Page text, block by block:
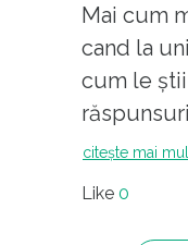
Mai cum
cand la
cum le
citește mai
Like 0